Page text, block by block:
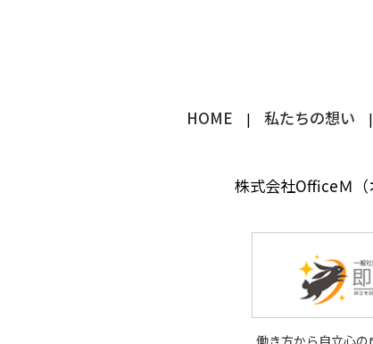
HOME 私たちの想い
株式会社OfficeＭ（
働き方から自立心の